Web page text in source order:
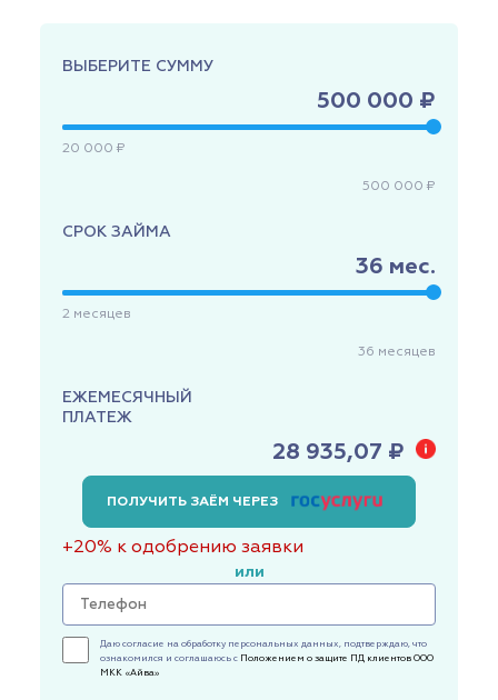
ВЫБЕРИТЕ СУММУ
500 000 ₽
20 000 ₽
500 000 ₽
СРОК ЗАЙМА
36 мес.
2 месяцев
36 месяцев
ЕЖЕМЕСЯЧНЫЙ
ПЛАТЕЖ
28 935,07 ₽
ПОЛУЧИТЬ ЗАЁМ ЧЕРЕЗ
+20% к одобрению заявки
или
Даю согласие на обработку персональных данных, подтверждаю, что
ознакомился и соглашаюсь с Положением о защите ПД клиентов ООО
МКК «Айва»